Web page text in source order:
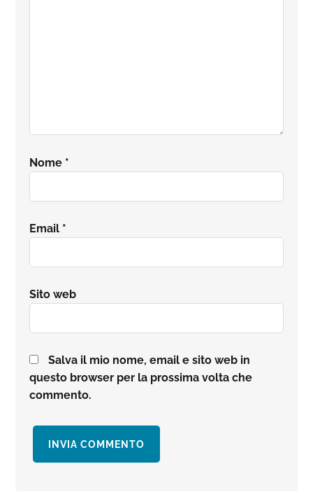
Nome *
Email *
Sito web
Salva il mio nome, email e sito web in
questo browser per la prossima volta che
commento.